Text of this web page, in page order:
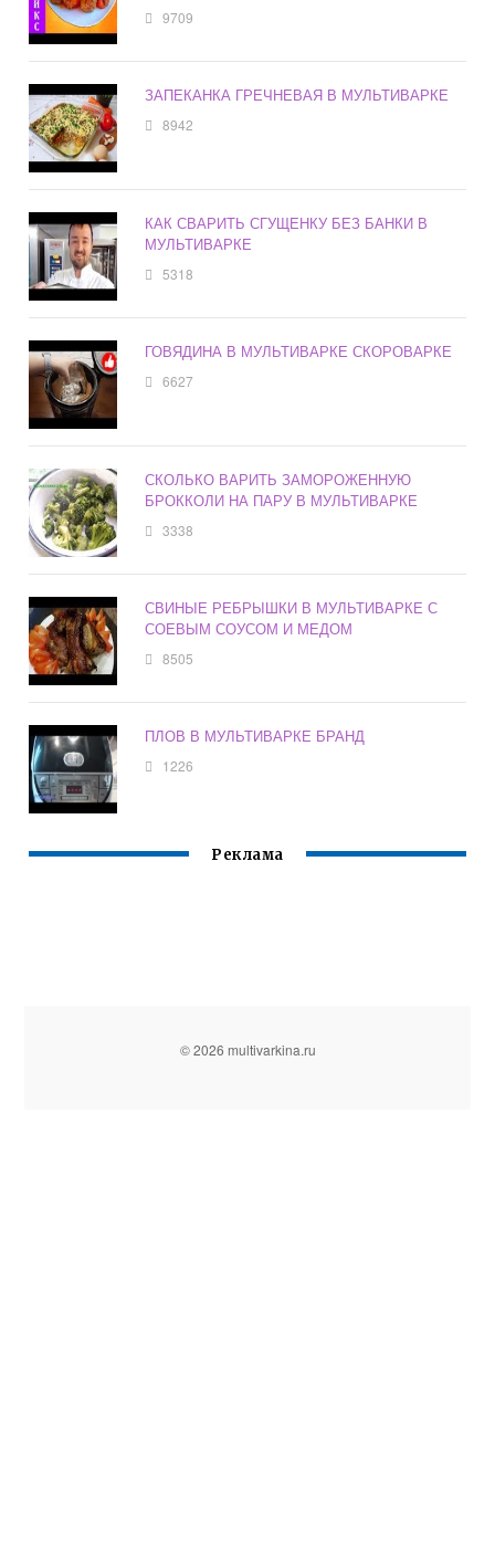
9709
ЗАПЕКАНКА ГРЕЧНЕВАЯ В МУЛЬТИВАРКЕ
8942
КАК СВАРИТЬ СГУЩЕНКУ БЕЗ БАНКИ В
МУЛЬТИВАРКЕ
5318
ГОВЯДИНА В МУЛЬТИВАРКЕ СКОРОВАРКЕ
6627
СКОЛЬКО ВАРИТЬ ЗАМОРОЖЕННУЮ
БРОККОЛИ НА ПАРУ В МУЛЬТИВАРКЕ
3338
СВИНЫЕ РЕБРЫШКИ В МУЛЬТИВАРКЕ С
СОЕВЫМ СОУСОМ И МЕДОМ
8505
ПЛОВ В МУЛЬТИВАРКЕ БРАНД
1226
Реклама
© 2026 multivarkina.ru